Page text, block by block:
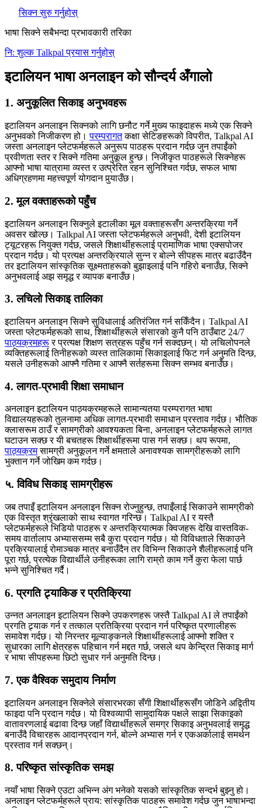
सिक्न सुरु गर्नुहोस्
भाषा सिक्ने सबैभन्दा प्रभावकारी तरिका
नि: शुल्क Talkpal प्रयास गर्नुहोस्
इटालियन भाषा अनलाइन को सौन्दर्य अँगालो
1. अनुकूलित सिकाइ अनुभवहरू
इटालियन अनलाइन सिक्नको लागि छनौट गर्ने मुख्य फाइदाहरू मध्ये एक सिक्ने
अनुभवको निजीकरण हो।परम्परागतकक्षा सेटिङहरूको विपरीत, Talkpal AI
जस्ता अनलाइन प्लेटफर्महरूले अनुरूप पाठहरू प्रदान गर्दछ जुन तपाईंको
प्रवीणता स्तर र सिक्ने गतिमा अनुकूल हुन्छ। निजीकृत पाठहरूले सिक्नेहरू
आफ्नो भाषा यात्रामा व्यस्त र उत्प्रेरित रहन सुनिश्चित गर्दछ, सफल भाषा
अधिग्रहणमा महत्त्वपूर्ण योगदान पुर्‍याउँछ।
2. मूल वक्ताहरूको पहुँच
इटालियन अनलाइन सिक्नुले इटालीका मूल वक्ताहरूसँग अन्तरक्रिया गर्ने
अवसर खोल्छ। Talkpal AI जस्ता प्लेटफर्महरूले अनुभवी, देशी इटालियन
ट्यूटरहरू नियुक्त गर्दछ, जसले शिक्षार्थीहरूलाई प्रामाणिक भाषा एक्सपोजर
प्रदान गर्दछ। यो प्रत्यक्ष अन्तरक्रियाले सुन्न र बोल्ने सीपहरू मात्र बढाउँदैन
तर इटालियन सांस्कृतिक सूक्ष्मताहरूको बुझाइलाई पनि गहिरो बनाउँछ, सिक्ने
अनुभवलाई अझ समृद्ध र व्यापक बनाउँछ।
3. लचिलो सिकाइ तालिका
इटालियन अनलाइन सिक्ने सुविधालाई अतिरंजित गर्न सकिँदैन। Talkpal AI
जस्ता प्लेटफर्महरूको साथ, शिक्षार्थीहरूले संसारको कुनै पनि ठाउँबाट 24/7
पाठ्यक्रमहरूर प्रत्यक्ष शिक्षण सत्रहरू पहुँच गर्न सक्दछन्। यो लचिलोपनले
व्यक्तिहरूलाई तिनीहरूको व्यस्त तालिकामा सिकाइलाई फिट गर्न अनुमति दिन्छ,
यसले उनीहरूको आफ्नै गतिमा र आफ्नै सर्तहरूमा सिक्न सम्भव बनाउँछ।
4. लागत-प्रभावी शिक्षा समाधान
अनलाइन इटालियन पाठ्यक्रमहरूले सामान्यतया परम्परागत भाषा
विद्यालयहरूको तुलनामा अधिक लागत-प्रभावी समाधान प्रस्ताव गर्दछ। भौतिक
क्लासरूम ठाउँ र सामग्रीको आवश्यकता बिना, अनलाइन प्लेटफर्महरूले लागत
घटाउन सक्छ र यी बचतहरू शिक्षार्थीहरूमा पास गर्न सक्छ। थप रूपमा,
पाठ्यक्रमसामग्री अनुकूलन गर्ने क्षमताले अनावश्यक सामग्रीहरूको लागि
भुक्तान गर्ने जोखिम कम गर्दछ।
५. विविध सिकाइ सामग्रीहरू
जब तपाइँ इटालियन अनलाइन सिक्न रोज्नुहुन्छ, तपाइँलाई सिकाउने सामग्रीको
एक विस्तृत श्रृंखलाको साथ स्वागत गरिन्छ। Talkpal AI र यस्तै
प्लेटफर्महरूले भिडियो पाठहरू र अन्तरक्रियात्मक क्विजहरू देखि वास्तविक-
समय वार्तालाप अभ्याससम्म सबै कुरा प्रदान गर्दछ। यो विविधताले सिकाउने
प्रक्रियालाई रोमाञ्चक मात्र बनाउँदैन तर विभिन्न सिकाउने शैलीहरूलाई पनि
पूरा गर्छ, प्रत्येक विद्यार्थीले उनीहरूका लागि राम्रो काम गर्ने कुरा फेला पार्छ
भन्ने सुनिश्चित गर्दै।
6. प्रगति ट्र्याकिङ र प्रतिक्रिया
उन्नत अनलाइन इटालियन सिक्ने उपकरणहरू जस्तै Talkpal AI ले तपाईंको
प्रगति ट्र्याक गर्न र तत्काल प्रतिक्रिया प्रदान गर्न परिष्कृत प्रणालीहरू
समावेश गर्दछ। यो निरन्तर मूल्याङ्कनले शिक्षार्थीहरूलाई आफ्नो शक्ति र
सुधारका लागि क्षेत्रहरू पहिचान गर्न मद्दत गर्छ, जसले थप केन्द्रित सिकाइ मार्ग
र भाषा सीपहरूमा छिटो सुधार गर्न अनुमति दिन्छ।
7. एक वैश्विक समुदाय निर्माण
इटालियन अनलाइन सिक्नेले संसारभरका सँगी शिक्षार्थीहरूसँग जोडिने अद्वितीय
फाइदा पनि प्रदान गर्दछ। यो विश्वव्यापी सामुदायिक पक्षले साझा सिकाइको
वातावरणलाई बढावा दिन्छ जहाँ विद्यार्थीहरूले समग्र सिकाइ अनुभवलाई समृद्ध
बनाउँदै विचारहरू आदानप्रदान गर्न, बोल्ने अभ्यास गर्न र एकअर्कालाई समर्थन
प्रस्ताव गर्न सक्छन्।
8. परिष्कृत सांस्कृतिक समझ
नयाँ भाषा सिक्ने एउटा अभिन्न अंग भनेको यसको सांस्कृतिक सन्दर्भ बुझ्नु हो।
अनलाइन प्लेटफर्महरूले प्राय: सांस्कृतिक पाठहरू समावेश गर्दछ जुन भाषाभन्दा